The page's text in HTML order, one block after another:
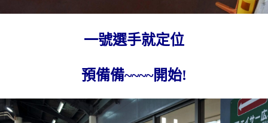
一號選手就定位
預備備~~~~開始!